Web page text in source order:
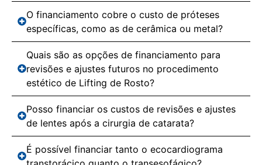
O financiamento cobre o custo de próteses
específicas, como as de cerâmica ou metal?
Quais são as opções de financiamento para
revisões e ajustes futuros no procedimento
estético de Lifting de Rosto?
Posso financiar os custos de revisões e ajustes
de lentes após a cirurgia de catarata?
É possível financiar tanto o ecocardiograma